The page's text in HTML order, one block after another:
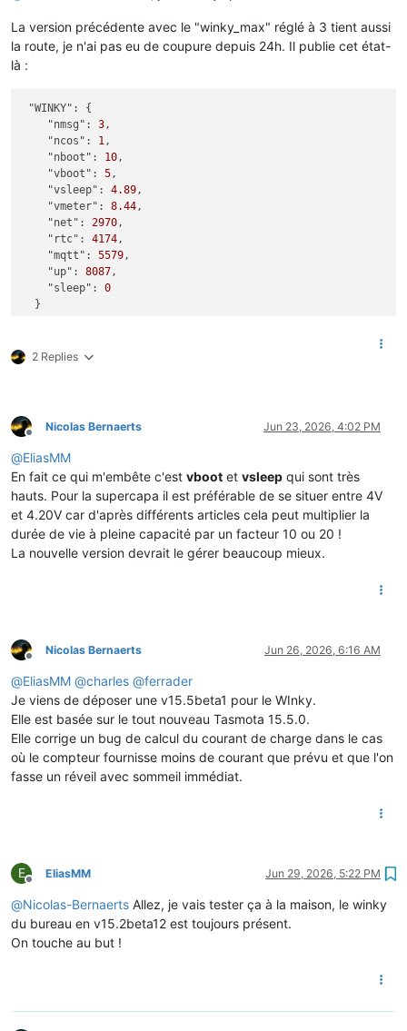
La version précédente avec le "winky_max" réglé à 3 tient aussi
la route, je n'ai pas eu de coupure depuis 24h. Il publie cet état-
là :
"WINKY":
{
"nmsg":
3,
"ncos":
1,
"nboot":
10,
"vboot":
5,
"vsleep":
4.89,
"vmeter":
8.44,
"net":
2970,
"rtc":
4174,
"mqtt":
5579,
"up":
8087,
"sleep":
0
2 Replies
Offline
Nicolas Bernaerts Jun 23, 2026, 4:02 PM
@EliasMM
En fait ce qui m'embête c'est vboot et vsleep qui sont très
hauts. Pour la supercapa il est préférable de se situer entre 4V
et 4.20V car d'après différents articles cela peut multiplier la
durée de vie à pleine capacité par un facteur 10 ou 20 !
La nouvelle version devrait le gérer beaucoup mieux.
Offline
Nicolas Bernaerts Jun 26, 2026, 6:16 AM
@EliasMM @charles @ferrader
Je viens de déposer une v15.5beta1 pour le WInky.
Elle est basée sur le tout nouveau Tasmota 15.5.0.
Elle corrige un bug de calcul du courant de charge dans le cas
où le compteur fournisse moins de courant que prévu et que l'on
fasse un réveil avec sommeil immédiat.
E
Offline
EliasMM Jun 29, 2026, 5:22 PM
@Nicolas-Bernaerts Allez, je vais tester ça à la maison, le winky
du bureau en v15.2beta12 est toujours présent.
On touche au but !